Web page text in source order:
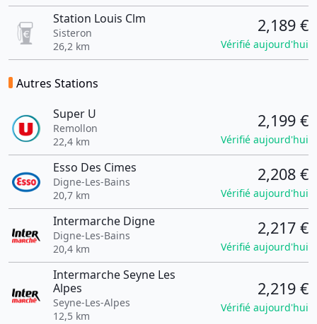
Station Louis Clm
Sisteron
26,2 km
2,189 €
Vérifié aujourd'hui
Autres Stations
Super U
Remollon
22,4 km
2,199 €
Vérifié aujourd'hui
Esso Des Cimes
Digne-Les-Bains
20,7 km
2,208 €
Vérifié aujourd'hui
Intermarche Digne
Digne-Les-Bains
20,4 km
2,217 €
Vérifié aujourd'hui
Intermarche Seyne Les
Alpes
Seyne-Les-Alpes
12,5 km
2,219 €
Vérifié aujourd'hui